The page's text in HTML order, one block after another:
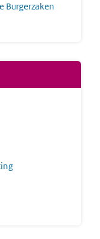
Burgerzaken